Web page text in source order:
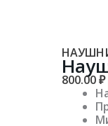
800.00₽